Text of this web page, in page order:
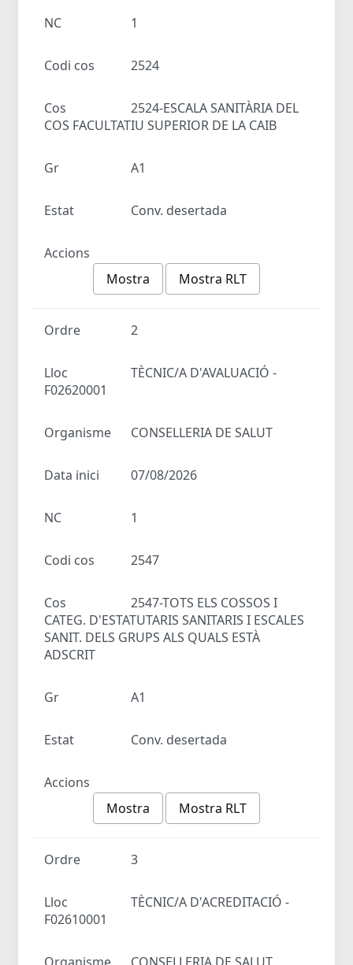
NC 1
Codi cos 2524
Cos
2524-ESCALA SANITÀRIA DEL
COS FACULTATIU SUPERIOR DE LA CAIB
Gr A1
Estat Conv. desertada
Accions
Mostra
Mostra RLT
Ordre 2
Lloc
TÈCNIC/A D'AVALUACIÓ -
F02620001
Organisme CONSELLERIA DE SALUT
Data inici 07/08/2026
NC 1
Codi cos 2547
Cos
2547-TOTS ELS COSSOS I
CATEG. D'ESTATUTARIS SANITARIS I ESCALES
SANIT. DELS GRUPS ALS QUALS ESTÀ
ADSCRIT
Gr A1
Estat Conv. desertada
Accions
Mostra
Mostra RLT
Ordre 3
Lloc
TÈCNIC/A D'ACREDITACIÓ -
F02610001